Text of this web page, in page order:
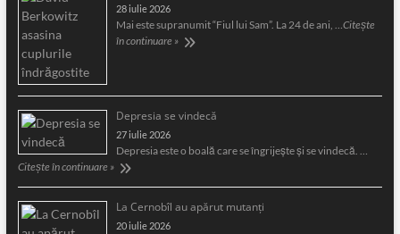
28 iulie 2026
Mai este supranumit “Fiul lui Sam”. La 24 de ani, …Citește
în continuare »
Depresia se vindecă
27 iulie 2026
Depresia este o boală care se îngrijeşte şi se vindecă. …
Citește în continuare »
La Cernobîl au apărut mutanți
20 iulie 2026